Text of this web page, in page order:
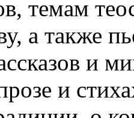
темам
а также
и
и